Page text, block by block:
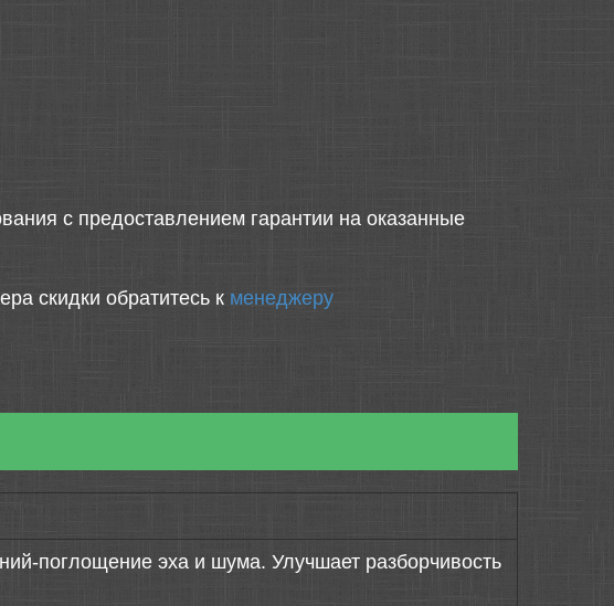
с предоставлением гарантии на оказанные
скидки обратитесь к менеджеру
поглощение эха и шума. Улучшает разборчивость